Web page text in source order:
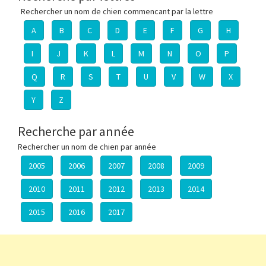
Rechercher un nom de chien commencant par la lettre
A
B C D E F G H
I J K L M N O P
Q R S T U V W X
Y Z
Recherche par année
Rechercher un nom de chien par année
2005
2006 2007 2008 2009
2010 2011 2012 2013 2014
2015 2016 2017